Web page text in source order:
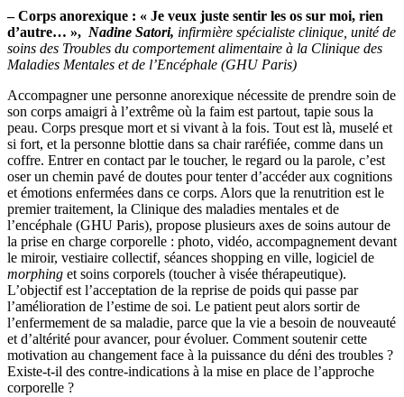
– Corps anorexique : « Je veux juste sentir les os sur moi, rien
d’autre… », Nadine Satori, infirmière spécialiste clinique, unité de
soins des Troubles du comportement alimentaire à la Clinique des
Maladies Mentales et de l’Encéphale (GHU Paris)
Accompagner une personne anorexique nécessite de prendre soin de
son corps amaigri à l’extrême où la faim est partout, tapie sous la
peau. Corps presque mort et si vivant à la fois. Tout est là, muselé et
si fort, et la personne blottie dans sa chair raréfiée, comme dans un
coffre. Entrer en contact par le toucher, le regard ou la parole, c’est
oser un chemin pavé de doutes pour tenter d’accéder aux cognitions
et émotions enfermées dans ce corps. Alors que la renutrition est le
premier traitement, la Clinique des maladies mentales et de
l’encéphale (GHU Paris), propose plusieurs axes de soins autour de
la prise en charge corporelle : photo, vidéo, accompagnement devant
le miroir, vestiaire collectif, séances shopping en ville, logiciel de
morphing et soins corporels (toucher à visée thérapeutique).
L’objectif est l’acceptation de la reprise de poids qui passe par
l’amélioration de l’estime de soi. Le patient peut alors sortir de
l’enfermement de sa maladie, parce que la vie a besoin de nouveauté
et d’altérité pour avancer, pour évoluer. Comment soutenir cette
motivation au changement face à la puissance du déni des troubles ?
Existe-t-il des contre-indications à la mise en place de l’approche
corporelle ?